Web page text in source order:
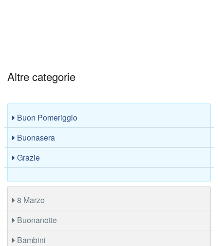
Altre categorie
Buon Pomeriggio
Buonasera
Grazie
8 Marzo
Buonanotte
Bambini